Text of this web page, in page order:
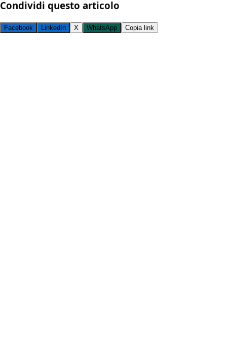
Condividi questo articolo
Facebook LinkedIn X WhatsApp Copia link